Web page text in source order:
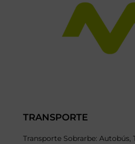
TRANSPORTE
Transporte Sobrarbe: Autobús,